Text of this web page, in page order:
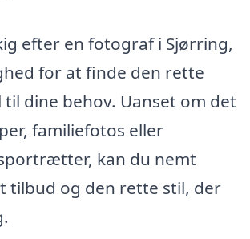
efter en fotograf i Sjørring,
for at finde den rette
dine behov. Uanset om det
familiefotos eller
kan du nemt
tilbud og den rette stil, der